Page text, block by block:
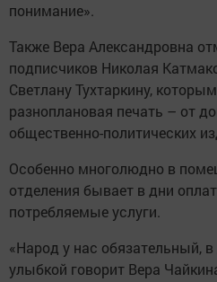
понимание».
Также Вера Александровна
подписчиков Николая
Светлану Тухтаркину,
разноплановая печать – от
общественно-политичес­ких
Особенно многолюдно в
отделения бывает в дни
потребляемые услуги.
«Народ у нас обязательный,
улыбкой говорит Вера